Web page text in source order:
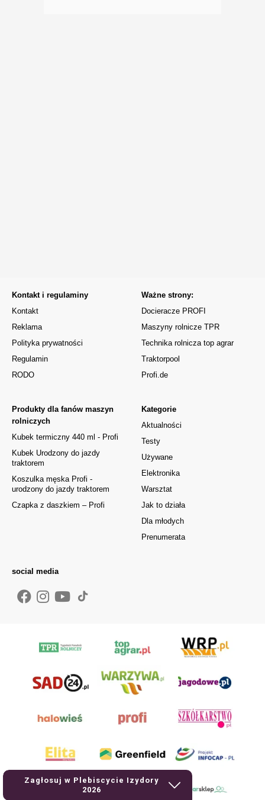
Zagłosuj w Plebiscycie Izydory
2026
Kontakt i regulaminy
Kontakt
Reklama
Polityka prywatności
Regulamin
RODO
Kategorie
Aktualności
Testy
Używane
Elektronika
Warsztat
Jak to działa
Dla młodych
Prenumerata
Produkty dla fanów maszyn
rolniczych
Kubek termiczny 440 ml - Profi
Kubek Urodzony do jazdy
traktorem
Koszulka męska Profi -
urodzony do jazdy traktorem
Czapka z daszkiem – Profi
Ważne strony:
Docieracze PROFI
Maszyny rolnicze TPR
Technika rolnicza top agrar
Traktorpool
Profi.de
social media